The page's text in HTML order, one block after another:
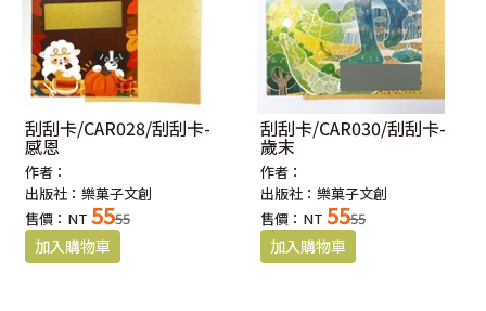
刮刮卡/CAR028/刮刮卡-
感恩
作者：
出版社：樂菓子文創
售價：NT 5555
刮刮卡/CAR030/刮刮卡-
歲末
作者：
出版社：樂菓子文創
售價：NT 5555